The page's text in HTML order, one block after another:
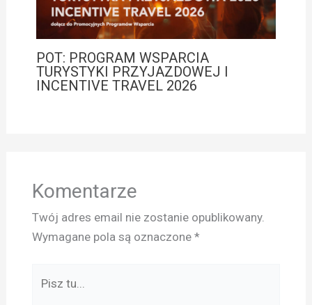
POT: PROGRAM WSPARCIA
TURYSTYKI PRZYJAZDOWEJ I
INCENTIVE TRAVEL 2026
Komentarze
Twój adres email nie zostanie opublikowany.
Wymagane pola są oznaczone *